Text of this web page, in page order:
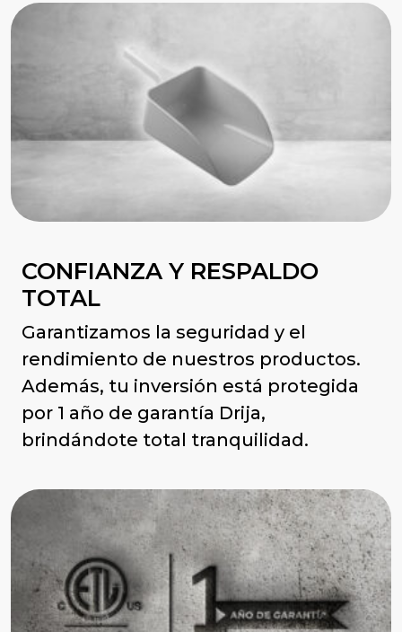
CONFIANZA Y RESPALDO
TOTAL
Garantizamos la seguridad y el
rendimiento de nuestros productos.
Además, tu inversión está protegida
por 1 año de garantía Drija,
brindándote total tranquilidad.